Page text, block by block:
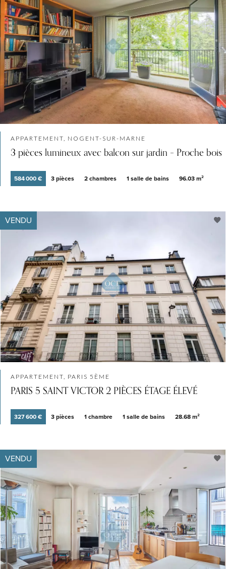
APPARTEMENT, NOGENT-SUR-MARNE
3 pièces lumineux avec balcon sur jardin – Proche bois
584 000 € 3 pièces 2 chambres 1 salle de bains 96.03 m²
APPARTEMENT, PARIS 5ÈME
PARIS 5 SAINT VICTOR 2 PIÈCES ÉTAGE ÉLEVÉ
327 600 € 3 pièces 1 chambre 1 salle de bains 28.68 m²
VENDU
VENDU